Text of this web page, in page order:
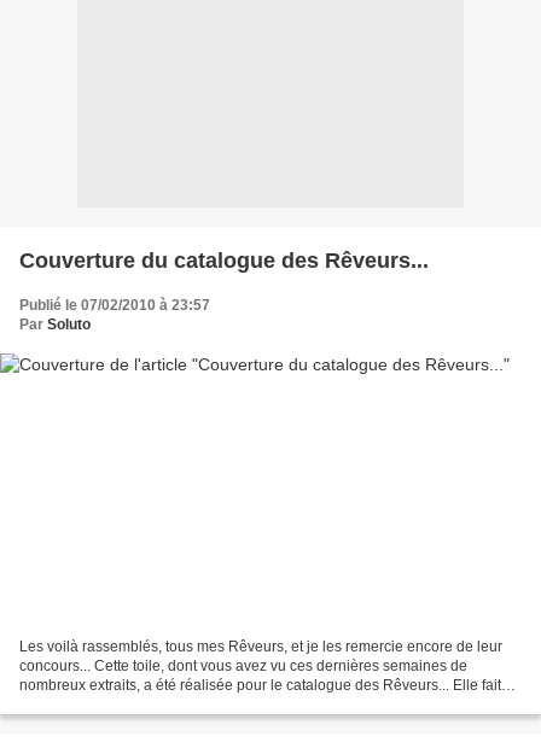
Couverture du catalogue des Rêveurs...
Publié le 07/02/2010 à 23:57
Par Soluto
Les voilà rassemblés, tous mes Rêveurs, et je les remercie encore de leur
concours... Cette toile, dont vous avez vu ces dernières semaines de
nombreux extraits, a été réalisée pour le catalogue des Rêveurs... Elle fait